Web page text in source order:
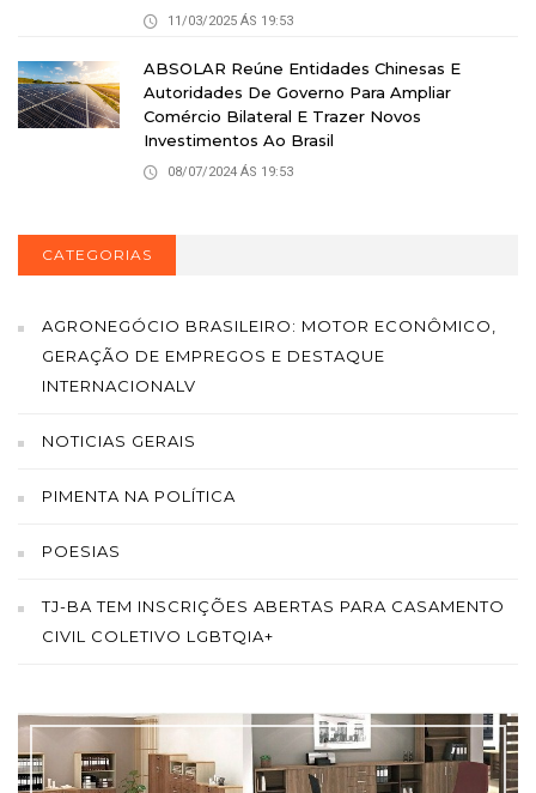
11/03/2025 ÁS 19:53
ABSOLAR Reúne Entidades Chinesas E
Autoridades De Governo Para Ampliar
Comércio Bilateral E Trazer Novos
Investimentos Ao Brasil
08/07/2024 ÁS 19:53
CATEGORIAS
AGRONEGÓCIO BRASILEIRO: MOTOR ECONÔMICO,
GERAÇÃO DE EMPREGOS E DESTAQUE
INTERNACIONALV
NOTICIAS GERAIS
PIMENTA NA POLÍTICA
POESIAS
TJ-BA TEM INSCRIÇÕES ABERTAS PARA CASAMENTO
CIVIL COLETIVO LGBTQIA+